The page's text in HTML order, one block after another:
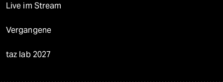
Live im Stream
Vergangene
taz lab 2027